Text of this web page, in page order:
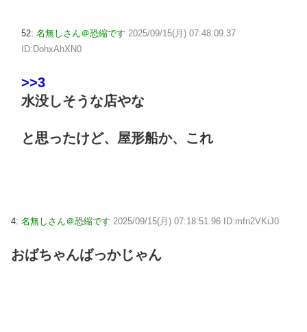
52: 名無しさん＠恐縮です 2025/09/15(月) 07:48:09.37
ID:DohxAhXN0
>>3
水没しそうな店やな
と思ったけど、屋形船か、これ
4: 名無しさん＠恐縮です 2025/09/15(月) 07:18:51.96 ID:mfn2VKiJ0
おばちゃんばっかじゃん